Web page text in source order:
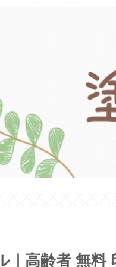
｜高齢者 無料